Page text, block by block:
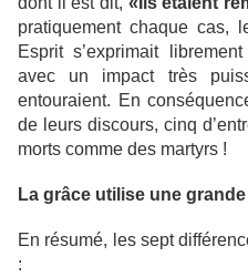
pratiquement chaque cas,
Esprit s’exprimait
avec un impact très
entouraient. En
de leurs discours, cinq
morts comme des martyrs !
La grâce utilise une
En résumé, les sept
: